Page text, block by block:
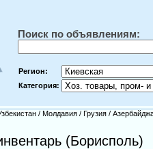
Поиск по объявлениям:
Регион:
Категория:
/ Молдавия / Грузия /
(Борисполь)